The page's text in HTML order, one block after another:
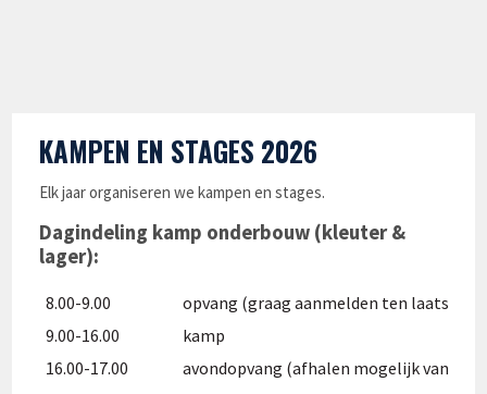
KAMPEN EN STAGES 2026
Elk jaar organiseren we kampen en stages.
Dagindeling kamp onderbouw (kleuter &
lager):
8.00-9.00
opvang (graag aanmelden ten laatste
9.00-16.00
kamp
16.00-17.00
avondopvang (afhalen mogelijk vanaf